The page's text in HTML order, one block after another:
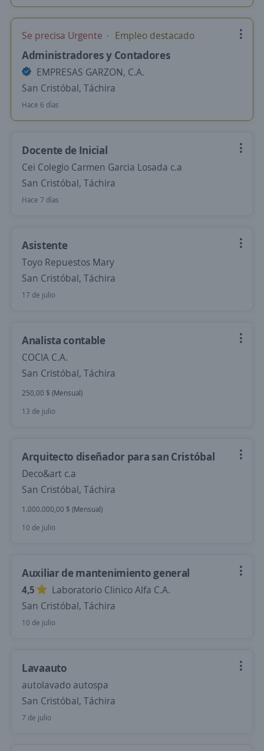
Se precisa Urgente Empleo destacado
Administradores y Contadores
EMPRESAS GARZON, C.A.
San Cristóbal, Táchira
Hace 6 días
Docente de Inicial
Cei Colegio Carmen Garcia Losada c.a
San Cristóbal, Táchira
Hace 7 días
Asistente
Toyo Repuestos Mary
San Cristóbal, Táchira
17 de julio
Analista contable
COCIA C.A.
San Cristóbal, Táchira
250,00 $ (Mensual)
13 de julio
Arquitecto diseñador para san Cristóbal
Deco&art c.a
San Cristóbal, Táchira
1.000.000,00 $ (Mensual)
10 de julio
Auxiliar de mantenimiento general
4,5
Laboratorio Clinico Alfa C.A.
San Cristóbal, Táchira
10 de julio
Lavaauto
autolavado autospa
San Cristóbal, Táchira
7 de julio